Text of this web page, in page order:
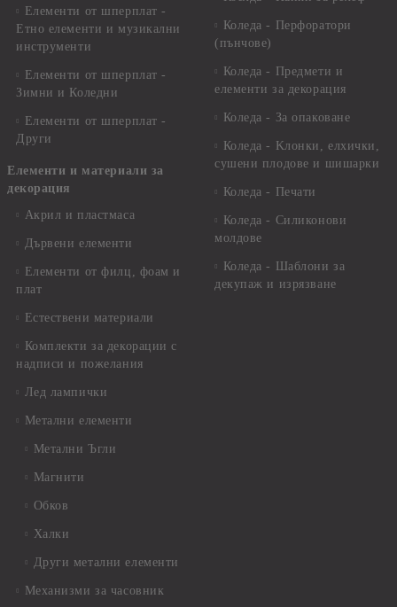
Елементи от шперплат -
Етно елементи и музикални
инструменти
Елементи от шперплат -
Зимни и Коледни
Елементи от шперплат -
Други
Елементи и материали за
декорация
Акрил и пластмаса
Дървени елементи
Елементи от филц, фоам и
плат
Естествени материали
Комплекти за декорации с
надписи и пожелания
Лед лампички
Метални елементи
Метални Ъгли
Магнити
Обков
Халки
Други метални елементи
Механизми за часовник
Коледа - Перфоратори
(пънчове)
Коледа - Предмети и
елементи за декорация
Коледа - За опаковане
Коледа - Kлонки, елхички,
сушени плодове и шишарки
Коледа - Печати
Коледа - Силиконови
молдове
Коледа - Шаблони за
декупаж и изрязване